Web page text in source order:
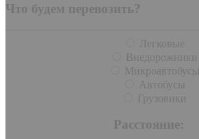
Что будем перевозить?
Легковые
Внедорожники
Микроавтобусы
Автобусы
Грузовики
Расстояние: